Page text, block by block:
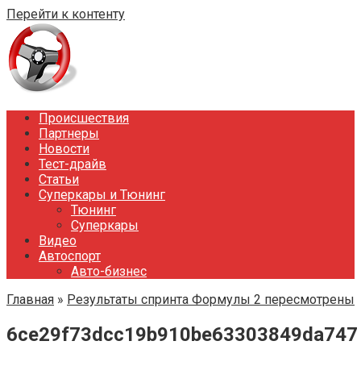
Перейти к контенту
Происшествия
Партнеры
Новости
Тест-драйв
Статьи
Суперкары и Тюнинг
Тюнинг
Суперкары
Видео
Автоспорт
Авто-бизнес
Главная » Результаты спринта Формулы 2 пересмотрены
6ce29f73dcc19b910be63303849da747